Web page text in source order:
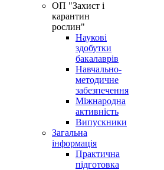
OП "Захист і
карантин
рослин"
Наукові
здобутки
бакалаврів
Навчально-
методичне
забезпечення
Міжнародна
активність
Випускники
Загальна
інформація
Практична
підготовка